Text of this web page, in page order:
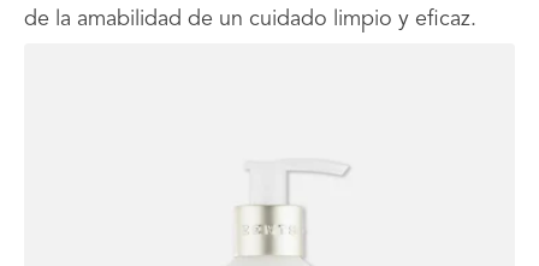
de la amabilidad de un cuidado limpio y eficaz.